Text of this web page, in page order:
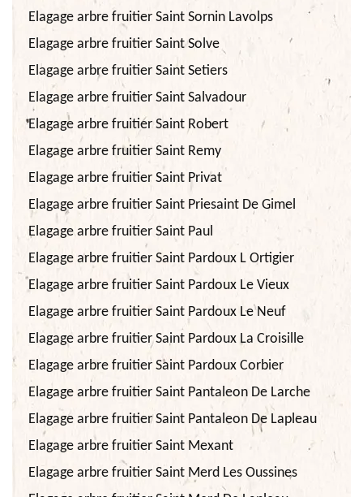
Elagage arbre fruitier Saint Sornin Lavolps
Elagage arbre fruitier Saint Solve
Elagage arbre fruitier Saint Setiers
Elagage arbre fruitier Saint Salvadour
Elagage arbre fruitier Saint Robert
Elagage arbre fruitier Saint Remy
Elagage arbre fruitier Saint Privat
Elagage arbre fruitier Saint Priesaint De Gimel
Elagage arbre fruitier Saint Paul
Elagage arbre fruitier Saint Pardoux L Ortigier
Elagage arbre fruitier Saint Pardoux Le Vieux
Elagage arbre fruitier Saint Pardoux Le Neuf
Elagage arbre fruitier Saint Pardoux La Croisille
Elagage arbre fruitier Saint Pardoux Corbier
Elagage arbre fruitier Saint Pantaleon De Larche
Elagage arbre fruitier Saint Pantaleon De Lapleau
Elagage arbre fruitier Saint Mexant
Elagage arbre fruitier Saint Merd Les Oussines